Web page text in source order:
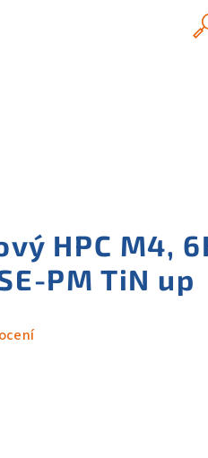
HPC M4,
PM TiN up